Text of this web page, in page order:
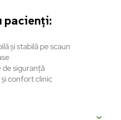
pacienți:
și stabilă pe scaun
de siguranță
confort clinic